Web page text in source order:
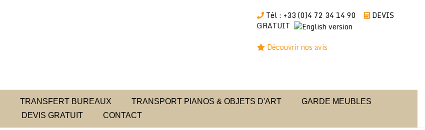
Tél : +33 (0)4 72 34 14 90
DEVIS
GRATUIT
Découvrir nos avis
TRANSFERT BUREAUX TRANSPORT PIANOS & OBJETS D'ART
GARDE MEUBLES
DEVIS GRATUIT
CONTACT